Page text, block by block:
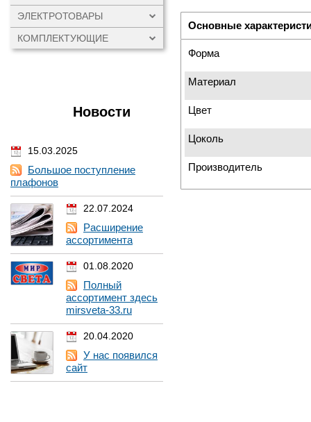
ЭЛЕКТРОТОВАРЫ
КОМПЛЕКТУЮЩИЕ
Новости
15.03.2025
Большое поступление
плафонов
22.07.2024
Расширение
ассортимента
01.08.2020
Полный
ассортимент здесь
mirsveta-33.ru
20.04.2020
У нас появился
сайт
Основные
Форма
Материал
Цвет
Цоколь
Производитель